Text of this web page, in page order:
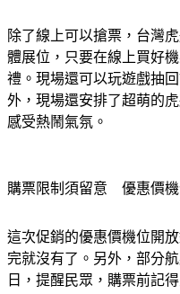
除了線上可以搶票，台灣
體展位，只要在線上買好
禮。現場還可以玩遊戲抽
外，現場還安排了超萌的
感受熱鬧氣氛。
購票限制須留意　優惠價
這次促銷的優惠價機位開
完就沒有了。另外，部分
日，提醒民眾，購票前記